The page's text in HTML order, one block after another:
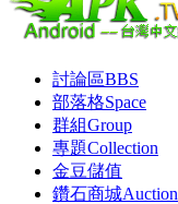
討論區BBS
部落格Space
群組Group
專題Collection
金豆儲值
鑽石商城Auction